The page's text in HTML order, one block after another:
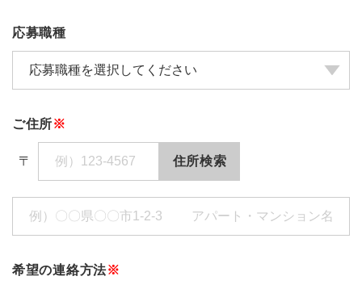
応募職種
ご住所※
住所検索
希望の連絡方法※